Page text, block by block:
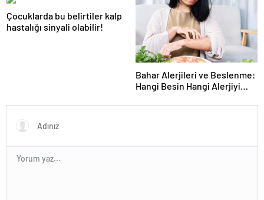
Çocuklarda bu belirtiler kalp
hastalığı sinyali olabilir!
Bahar Alerjileri ve Beslenme:
Hangi Besin Hangi Alerjiyi